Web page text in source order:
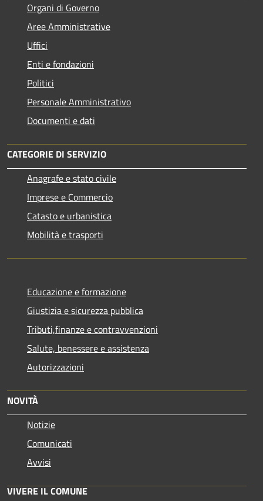
Organi di Governo
Aree Amministrative
Uffici
Enti e fondazioni
Politici
Personale Amministrativo
Documenti e dati
CATEGORIE DI SERVIZIO
Anagrafe e stato civile
Imprese e Commercio
Catasto e urbanistica
Mobilità e trasporti
Educazione e formazione
Giustizia e sicurezza pubblica
Tributi,finanze e contravvenzioni
Salute, benessere e assistenza
Autorizzazioni
NOVITÀ
Notizie
Comunicati
Avvisi
VIVERE IL COMUNE